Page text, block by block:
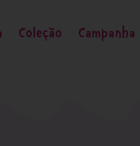
Coleção Campanha